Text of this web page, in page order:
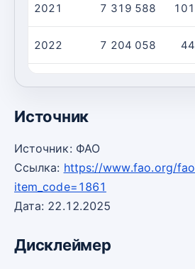
2021 7 319 588
2022 7 204 058
Источник
Источник: ФАО
Ссылка: https://www.fao.org/
item_code=1861
Дата: 22.12.2025
Дисклеймер